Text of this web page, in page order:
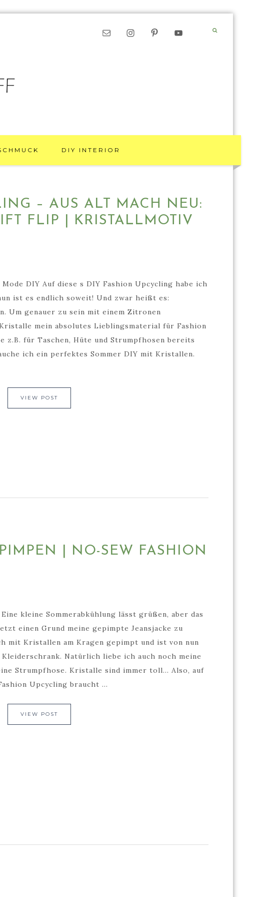
DIY INTERIOR
– AUS ALT MACH NEU:
FLIP | KRISTALLMOTIV
DIY Auf diese s DIY Fashion Upcycling habe ich
ist es endlich soweit! Und zwar heißt es:
Um genauer zu sein mit einem Zitronen
mein absolutes Lieblingsmaterial für Fashion
z.B. für Taschen, Hüte und Strumpfhosen bereits
ich ein perfektes Sommer DIY mit Kristallen.
VIEW POST
| NO-SEW FASHION
kleine Sommerabkühlung lässt grüßen, aber das
einen Grund meine gepimpte Jeansjacke zu
mit Kristallen am Kragen gepimpt und ist von nun
Natürlich liebe ich auch noch meine
Strumpfhose. Kristalle sind immer toll... Also, auf
Upcycling braucht ...
VIEW POST